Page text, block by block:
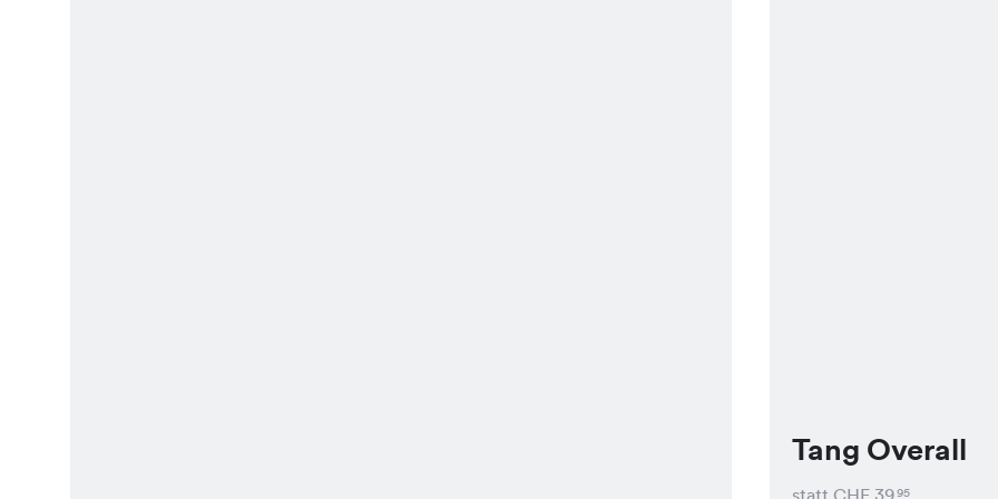
Tang Overall
statt CHF 3995